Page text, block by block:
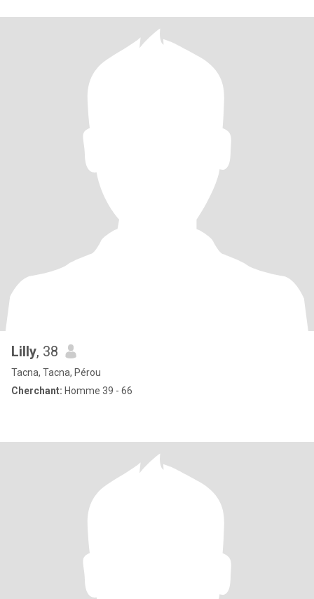
Lilly, 38
Tacna, Tacna, Pérou
Cherchant: Homme 39 - 66